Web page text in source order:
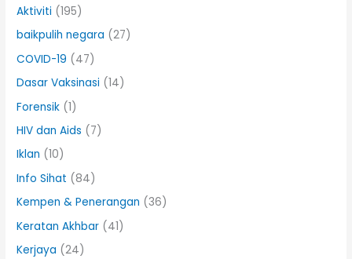
Aktiviti (195)
baikpulih negara (27)
COVID-19 (47)
Dasar Vaksinasi (14)
Forensik (1)
HIV dan Aids (7)
Iklan (10)
Info Sihat (84)
Kempen & Penerangan (36)
Keratan Akhbar (41)
Kerjaya (24)